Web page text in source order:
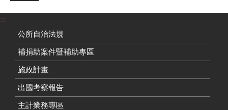
:::
公所自治法規
補捐助案件暨補助專區
施政計畫
出國考察報告
主計業務專區